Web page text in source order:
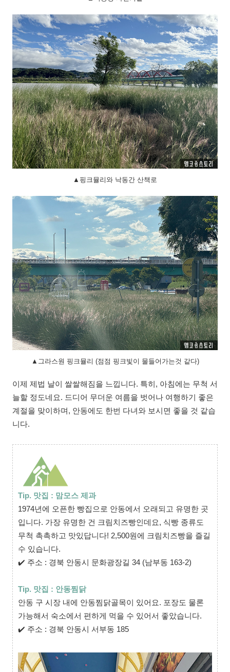
▲핑크뮬리와 낙동간 산책로
▲그라스원 핑크뮬리 (점점 핑크빛이 물들어가는것 같다)
이제 제법 날이 쌀쌀해짐을 느낍니다. 특히, 아침에는 무척 서
늘할 정도네요. 드디어 무더운 여름을 벗어나 여행하기 좋은
계절을 맞이하며, 안동에도 한번 다녀와 보시면 좋을 것 같습
니다.
Tip. 맛집 : 맘모스 제과
1974년에 오픈한 빵집으로 안동에서 오래되고 유명한 곳
입니다. 가장 유명한 건 크림치즈빵인데요, 식빵 종류도
무척 촉촉하고 맛있답니다! 2,500원에 크림치즈빵을 즐길
수 있습니다.
✔ 주소 : 경북 안동시 문화광장길 34 (남부동 163-2)
Tip. 맛집 : 안동찜닭
안동 구 시장 내에 안동찜닭골목이 있어요. 포장도 물론
가능해서 숙소에서 편하게 먹을 수 있어서 좋았습니다.
✔ 주소 : 경북 안동시 서부동 185